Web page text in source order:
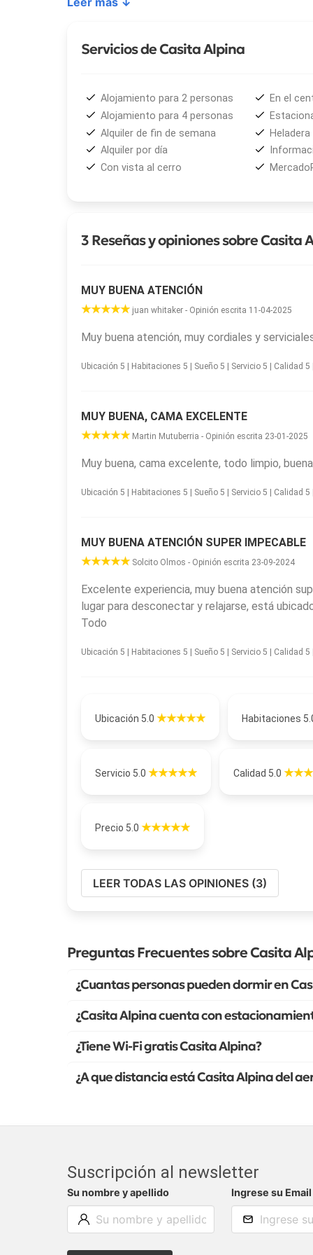
puedan preparar sus propias comidas con total
para familias pequeñas.
de la ciudad, una ubicación estratégica que
servicios esenciales. Su entorno tranquilo la
cercanía a atractivos como el río Chimehuín, el
posicionan como una excelente base para
Servicios de Casita Alpina
Alojamiento para 2 personas
Alojamiento para 4 personas
Alquiler de fin de semana
Alquiler por día
Con vista al cerro
En el
Heladera
3 Reseñas y opiniones sobre Casita
MUY BUENA ATENCIÓN
juan whitaker - Opinión escrita 11-04-2025
Muy buena atención, muy cordiales y
Ubicación 5 | Habitaciones 5 | Sueño 5 | Servicio 5 | Calidad
MUY BUENA, CAMA EXCELENTE
Martin Mutuberria - Opinión escrita 23-01-2025
Muy buena, cama excelente, todo limpio,
Ubicación 5 | Habitaciones 5 | Sueño 5 | Servicio 5 | Calidad
MUY BUENA ATENCIÓN SUPER IMPECABLE
Solcito Olmos - Opinión escrita 23-09-2024
Excelente experiencia, muy buena atención
lugar para desconectar y relajarse, está
Todo
Ubicación 5 | Habitaciones 5 | Sueño 5 | Servicio 5 | Calidad
Ubicación 5.0 Habitaciones
Servicio 5.0 Calidad 5.0
Precio 5.0
LEER TODAS LAS OPINIONES (3)
Preguntas Frecuentes sobre Casita
¿Cuantas personas pueden dormir en
¿Casita Alpina cuenta con
¿Tiene Wi-Fi gratis Casita Alpina?
¿A que distancia está Casita Alpina del
Suscripción al newsletter
Su nombre y apellido Ingrese su Email